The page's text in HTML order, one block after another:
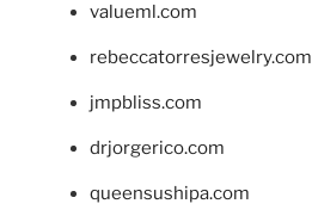
valueml.com
rebeccatorresjewelry.com
jmpbliss.com
drjorgerico.com
queensushipa.com